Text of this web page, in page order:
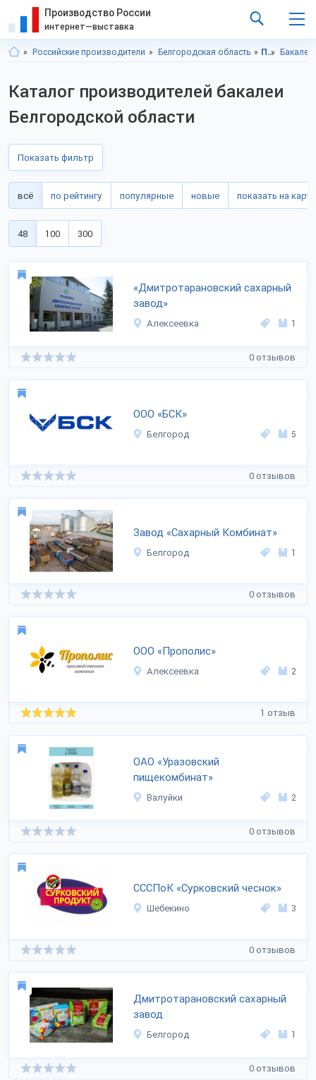
Производство России
интернет—выставка
Российские производители Белгородская область Продукты питания Бакалея
Каталог производителей бакалеи
Белгородской области
Показать фильтр
всё по рейтингу популярные новые показать на карте
48 100 300
«Дмитротарановский сахарный
завод»
Алексеевка 1
0 отзывов
ООО «БСК»
Белгород 5
0 отзывов
Завод «Сахарный Комбинат»
Белгород 1
0 отзывов
ООО «Прополис»
Алексеевка 2
1 отзыв
ОАО «Уразовский
пищекомбинат»
Валуйки 2
0 отзывов
СССПоК «Сурковский чеснок»
Шебекино 3
0 отзывов
Дмитротарановский сахарный
завод
Белгород 1
0 отзывов